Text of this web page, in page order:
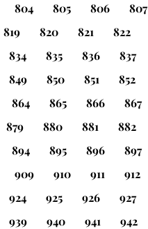
804 805 806 807
819 820 821 822
834 835 836 837
849 850 851 852
864 865 866 867
879 880 881 882
894 895 896 897
909 910 911 912
924 925 926 927
939 940 941 942